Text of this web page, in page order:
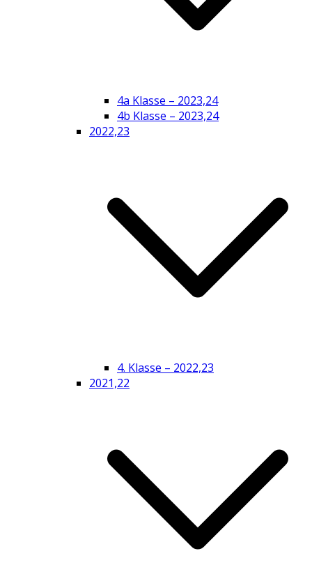
4a Klasse – 2023,24
4b Klasse – 2023,24
2022,23
4. Klasse – 2022,23
2021,22